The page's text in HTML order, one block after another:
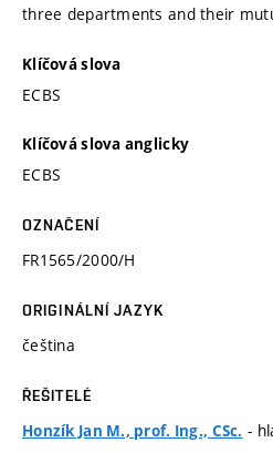
three departments and their
Klíčová slova
ECBS
Klíčová slova anglicky
ECBS
OZNAČENÍ
FR1565/2000/H
ORIGINÁLNÍ JAZYK
čeština
ŘEŠITELÉ
Honzík Jan M., prof. Ing., CSc. -